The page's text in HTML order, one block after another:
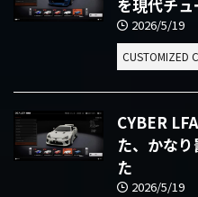
を現代チ
2026/5/19
CUSTOMIZED
CYBER
た、かな
た
2026/5/19